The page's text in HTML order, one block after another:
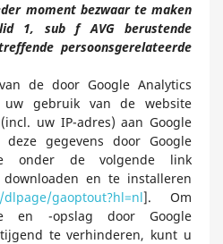
moment bezwaar te maken
1, sub f AVG berustende
persoonsgerelateerde
de door Google Analytics
uw gebruik van de website
uw IP-adres) aan Google
gegevens door Google
onder de volgende link
en te installeren
gaoptout?hl=nl]. Om
en -opslag door Google
te verhinderen, kunt u